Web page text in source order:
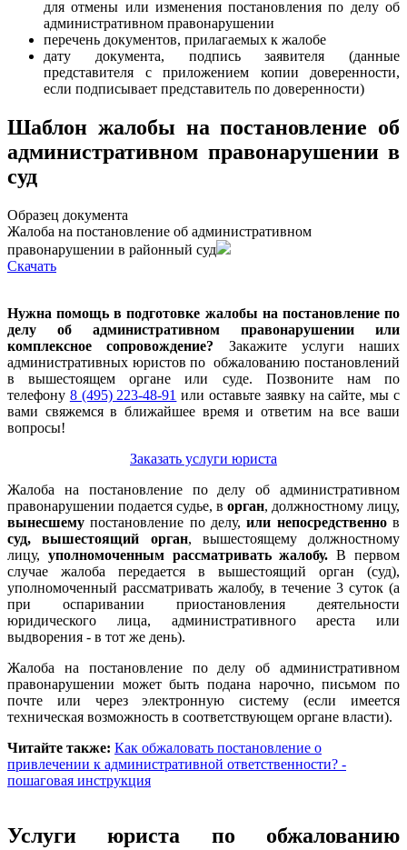
для отмены или изменения постановления по делу об
административном правонарушении
перечень документов, прилагаемых к жалобе
дату документа, подпись заявителя (данные
представителя с приложением копии доверенности,
если подписывает представитель по доверенности)
Шаблон жалобы на постановление об
административном правонарушении в
суд
Образец документа
Жалоба на постановление об административном
правонарушении в районный суд
Cкачать
Нужна помощь в подготовке жалобы на постановление по
делу об административном правонарушении или
комплексное сопровождение? Закажите услуги наших
административных юристов по обжалованию постановлений
в вышестоящем органе или суде. Позвоните нам по
телефону 8 (495) 223-48-91 или оставьте заявку на сайте, мы с
вами свяжемся в ближайшее время и ответим на все ваши
вопросы!
Заказать услуги юриста
Жалоба на постановление по делу об административном
правонарушении подается судье, в орган, должностному лицу,
вынесшему постановление по делу,или непосредственнов
суд, вышестоящий орган, вышестоящему должностному
лицу, уполномоченным рассматривать жалобу.В первом
случае жалоба передается в вышестоящий орган (суд),
уполномоченный рассматривать жалобу, в течение 3 суток (а
при оспаривании приостановления деятельности
юридического лица, административного ареста или
выдворения - в тот же день).
Жалоба на постановление по делу об административном
правонарушении может быть подана нарочно, письмом по
почте или через электронную систему (если имеется
техническая возможность в соответствующем органе власти).
Читайте также: Как обжаловать постановление о
привлечении к административной ответственности? -
пошаговая инструкция
Услуги юриста по обжалованию